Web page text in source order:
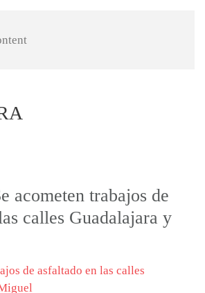
acometen trabajos de
calles Guadalajara y